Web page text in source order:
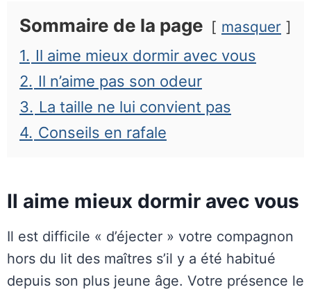
Sommaire de la page masquer
1. Il aime mieux dormir avec vous
2. Il n’aime pas son odeur
3. La taille ne lui convient pas
4. Conseils en rafale
Il aime mieux dormir avec vous
Il est difficile « d’éjecter » votre compagnon
hors du lit des maîtres s’il y a été habitué
depuis son plus jeune âge. Votre présence le